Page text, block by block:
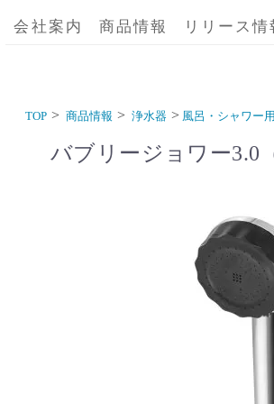
商品情報｜水生活製作所
会社案内 商品情報 リリース情
TOP 商品情報 浄水器 風呂・シャワー
バブリージョワー3.0